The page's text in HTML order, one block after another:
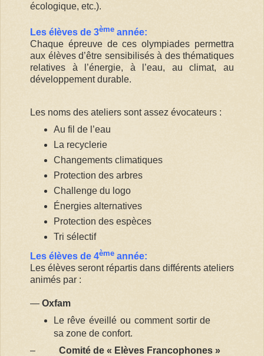
écologique, etc.).
Les élèves de 3ème année:
Chaque épreuve de ces olympiades permettra
aux élèves d’être sensibilisés à des thématiques
relatives à l’énergie, à l’eau, au climat, au
développement durable.
Les noms des ateliers sont assez évocateurs :
Au fil de l’eau
La recyclerie
Changements climatiques
Protection des arbres
Challenge du logo
Énergies alternatives
Protection des espèces
Tri sélectif
Les élèves de 4ème année:
Les élèves seront répartis dans différents ateliers
animés par :
— Oxfam
Le rêve éveillé ou comment sortir de
sa zone de confort.
– Comité de « Elèves Francophones »